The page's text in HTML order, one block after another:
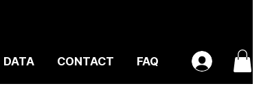
DATA CONTACT FAQ